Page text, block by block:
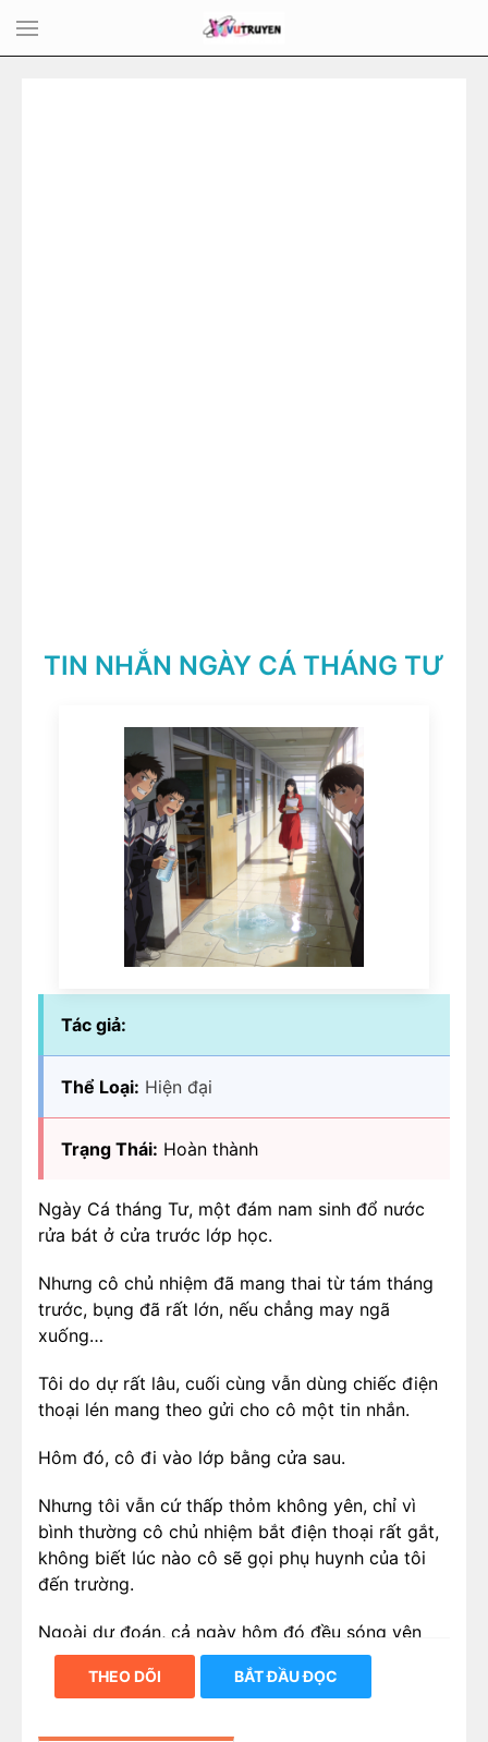
TIN NHẮN NGÀY CÁ THÁNG TƯ
Tác giả:
Thể Loại: Hiện đại
Trạng Thái: Hoàn thành
Ngày Cá tháng Tư, một đám nam sinh đổ nước
rửa bát ở cửa trước lớp học.
Nhưng cô chủ nhiệm đã mang thai từ tám tháng
trước, bụng đã rất lớn, nếu chẳng may ngã
xuống…
Tôi do dự rất lâu, cuối cùng vẫn dùng chiếc điện
thoại lén mang theo gửi cho cô một tin nhắn.
Hôm đó, cô đi vào lớp bằng cửa sau.
Nhưng tôi vẫn cứ thấp thỏm không yên, chỉ vì
bình thường cô chủ nhiệm bắt điện thoại rất gắt,
không biết lúc nào cô sẽ gọi phụ huynh của tôi
đến trường.
Ngoài dự đoán, cả ngày hôm đó đều sóng yên
biển lặng.
THEO DÕI BẮT ĐẦU ĐỌC